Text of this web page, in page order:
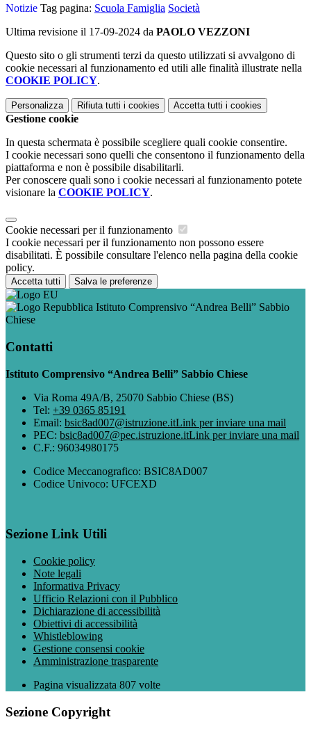
Notizie Tag pagina: Scuola Famiglia Società
Ultima revisione il 17-09-2024 da PAOLO VEZZONI
Questo sito o gli strumenti terzi da questo utilizzati si avvalgono di
cookie necessari al funzionamento ed utili alle finalità illustrate nella
COOKIE POLICY.
Personalizza Rifiuta tutti i cookies Accetta tutti i cookies
Gestione cookie
In questa schermata è possibile scegliere quali cookie consentire.
I cookie necessari sono quelli che consentono il funzionamento della
piattaforma e non è possibile disabilitarli.
Per conoscere quali sono i cookie necessari al funzionamento potete
visionare la COOKIE POLICY.
Cookie necessari per il funzionamento
I cookie necessari per il funzionamento non possono essere
disabilitati. È possibile consultare l'elenco nella pagina della cookie
policy.
Accetta tutti Salva le preferenze
Istituto Comprensivo “Andrea Belli” Sabbio
Chiese
Contatti
Istituto Comprensivo “Andrea Belli” Sabbio Chiese
Via Roma 49A/B, 25070 Sabbio Chiese (BS)
Tel: +39 0365 85191
Email: bsic8ad007@istruzione.itLink per inviare una mail
PEC: bsic8ad007@pec.istruzione.itLink per inviare una mail
C.F.: 96034980175
Codice Meccanografico: BSIC8AD007
Codice Univoco: UFCEXD
Sezione Link Utili
Cookie policy
Note legali
Informativa Privacy
Ufficio Relazioni con il Pubblico
Dichiarazione di accessibilità
Obiettivi di accessibilità
Whistleblowing
Gestione consensi cookie
Amministrazione trasparente
Pagina visualizzata 807 volte
Sezione Copyright